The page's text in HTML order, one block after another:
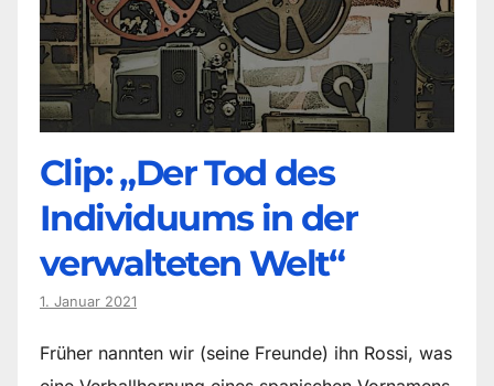
Clip: „Der Tod des
Individuums in der
verwalteten Welt“
1. Januar 2021
Früher nannten wir (seine Freunde) ihn Rossi, was